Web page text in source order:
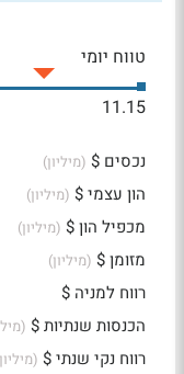
טווח יומי
11.15
נכסים $ (מיליון)
הון עצמי $ (מיליון)
מכפיל הון $ (מיליון)
מזומן $ (מיליון)
רווח למניה $
הכנסות שנתיות $
רווח נקי שנתי $